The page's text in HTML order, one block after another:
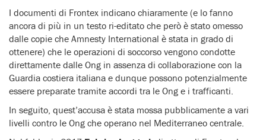
I documenti di Frontex indicano chiaramente (e lo fanno
ancora di più in un testo ri-editato che però è stato omesso
dalle copie che Amnesty International è stata in grado di
ottenere) che le operazioni di soccorso vengono condotte
direttamente dalle Ong in assenza di collaborazione con la
Guardia costiera italiana e dunque possono potenzialmente
essere preparate tramite accordi tra le Ong e i trafficanti.
In seguito, quest’accusa è stata mossa pubblicamente a vari
livelli contro le Ong che operano nel Mediterraneo centrale.